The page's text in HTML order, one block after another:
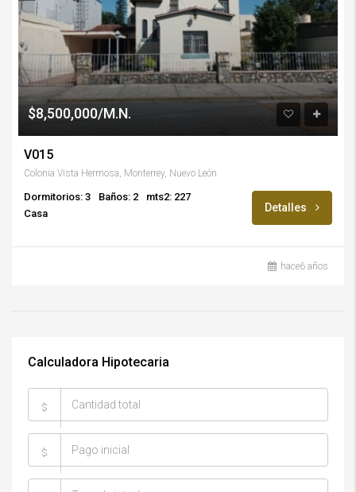
$8,500,000/M.N.
V015
Colonia Vista Hermosa, Monterrey, Nuevo León
Dormitorios: 3 Baños: 2
mts2: 227
Casa
Detalles
hace6 años
Calculadora Hipotecaria
$
$